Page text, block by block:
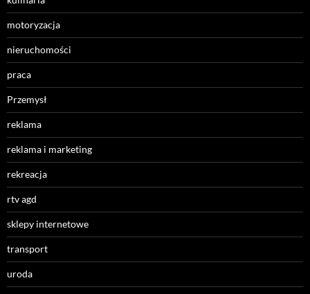
motoryzacja
nieruchomości
praca
Przemysł
reklama
reklama i marketing
rekreacja
rtv agd
sklepy internetowe
transport
uroda